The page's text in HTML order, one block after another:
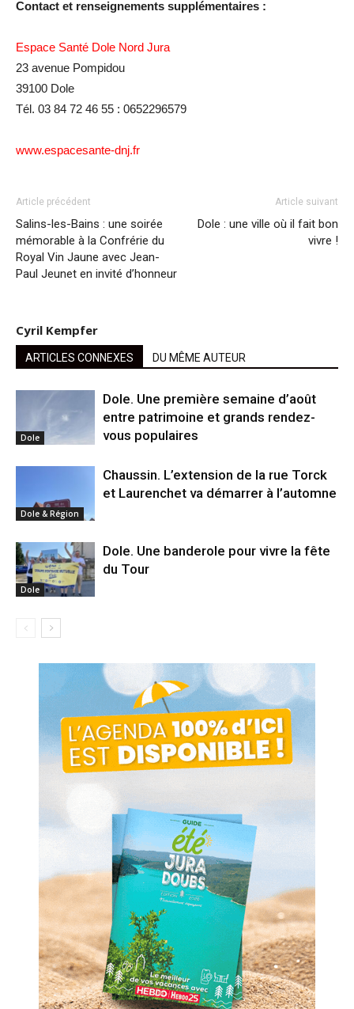
Contact et renseignements supplémentaires :
Espace Santé Dole Nord Jura
23 avenue Pompidou
39100 Dole
Tél. 03 84 72 46 55 : 0652296579
www.espacesante-dnj.fr
Article précédent
Salins-les-Bains : une soirée
mémorable à la Confrérie du
Royal Vin Jaune avec Jean-
Paul Jeunet en invité d’honneur
Article suivant
Dole : une ville où il fait bon
vivre !
Cyril Kempfer
ARTICLES CONNEXES DU MÊME AUTEUR
Dole
Dole. Une première semaine d’août
entre patrimoine et grands rendez-
vous populaires
Dole & Région
Chaussin. L’extension de la rue Torck
et Laurenchet va démarrer à l’automne
Dole
Dole. Une banderole pour vivre la fête
du Tour